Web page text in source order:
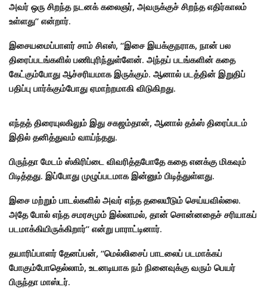
அவர் ஒரு சிறந்த நடனக் கலைஞர், அவருக்குச் சிறந்த எதிர்காலம்
உள்ளது” என்றார்.
இசையமைப்பாளர் சாம் சிஎஸ், “இசை இயக்குநராக, நான் பல
திரைப்படங்களில் பணிபுரிந்துள்ளேன். அந்தப் படங்களின் கதை
கேட்கும்போது ஆச்சரியமாக இருக்கும். ஆனால் படத்தின் இறுதிப்
பதிப்பு பார்க்கும்போது ஏமாற்றமாகி விடுகிறது.
எந்தத் திரையுலகிலும் இது சகஜம்தான், ஆனால் தக்ஸ் திரைப்படம்
இதில் தனித்துவம் வாய்ந்தது.
பிருந்தா மேடம் ஸ்கிரிப்டை விவரித்தபோதே கதை எனக்கு மிகவும்
பிடித்தது. இப்போது முழுப்படமாக இன்னும் பிடித்துள்ளது.
இசை மற்றும் பாடல்களில் அவர் எந்த தலையீடும் செய்யவில்லை.
அதே போல் எந்த சமரசமும் இல்லாமல், தான் சொன்னதைச் சரியாகப்
படமாக்கியிருக்கிறார்” என்று பாராட்டினார்.
தயாரிப்பாளர் தேனப்பன், “மெல்லிசைப் பாடலைப் படமாக்கப்
போகும்போதெல்லாம், உடனடியாக நம் நினைவுக்கு வரும் பெயர்
பிருந்தா மாஸ்டர்.